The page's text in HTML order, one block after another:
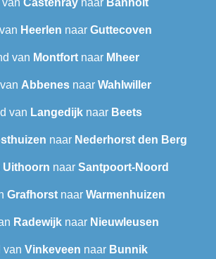
Castenray naar Banholt
Heerlen naar Guttecoven
van Montfortnaar Mheer
Abbenesnaar Wahlwiller
van Langedijknaar Beets
naar Nederhorst den Berg
Uithoorn naar Santpoort-Noord
Grafhorstnaar Warmenhuizen
Radewijknaar Nieuwleusen
van Vinkeveen naar Bunnik